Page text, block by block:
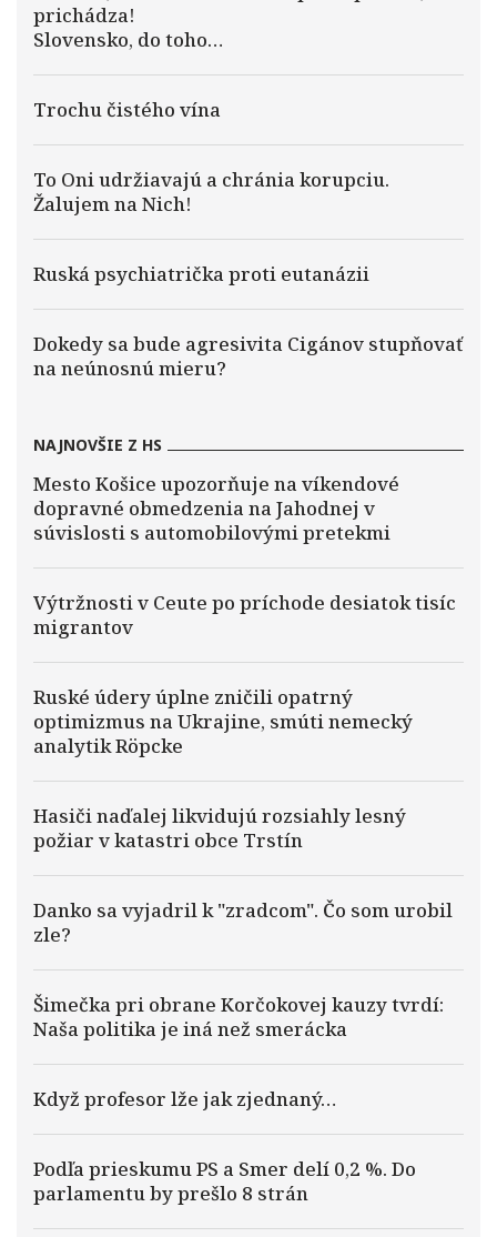
prichádza!
Slovensko, do toho…
Trochu čistého vína
To Oni udržiavajú a chránia korupciu.
Žalujem na Nich!
Ruská psychiatrička proti eutanázii
Dokedy sa bude agresivita Cigánov stupňovať
na neúnosnú mieru?
NAJNOVŠIE Z HS
Mesto Košice upozorňuje na víkendové
dopravné obmedzenia na Jahodnej v
súvislosti s automobilovými pretekmi
Výtržnosti v Ceute po príchode desiatok tisíc
migrantov
Ruské údery úplne zničili opatrný
optimizmus na Ukrajine, smúti nemecký
analytik Röpcke
Hasiči naďalej likvidujú rozsiahly lesný
požiar v katastri obce Trstín
Danko sa vyjadril k "zradcom". Čo som urobil
zle?
Šimečka pri obrane Korčokovej kauzy tvrdí:
Naša politika je iná než smerácka
Když profesor lže jak zjednaný…
Podľa prieskumu PS a Smer delí 0,2 %. Do
parlamentu by prešlo 8 strán